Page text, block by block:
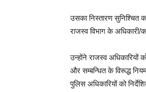
उसका निस्तारण सुनिश्चित
राजस्व विभाग के अधिकारी/
उन्होंने राजस्व अधिकारियों
और सम्बन्धित के विरूद्ध
पुलिस अधिकारियों को